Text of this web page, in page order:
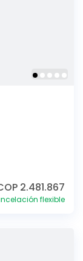
2.481.867
flexible